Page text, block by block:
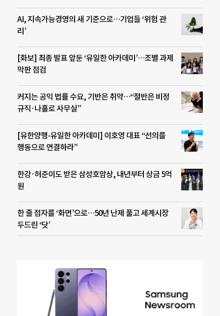
AI, 지속가능경영의 새 기준으로…기업들 ‘위험 관
리’
[화보] 최종 발표 앞둔 ‘유일한 아카데미’…조별 과제
막판 점검
커지는 공익 법률 수요, 기반은 취약…“절반은 비정
규직·나홀로 사무실”
[유한양행-유일한 아카데미] 이호영 대표 “선의를
행동으로 연결하라”
한강·허준이도 받은 삼성호암상, 내년부터 상금 5억
원
한 줄 점자를 ‘화면’으로…50년 난제 풀고 세계시장
두드린 ‘닷’